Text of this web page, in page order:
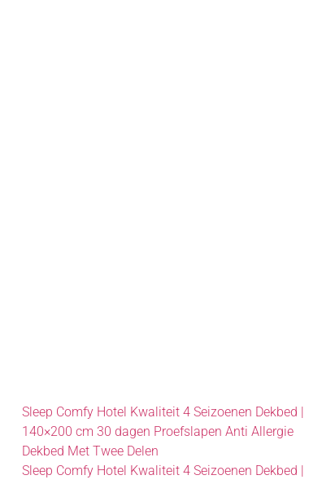
Sleep Comfy Hotel Kwaliteit 4 Seizoenen Dekbed |
140×200 cm 30 dagen Proefslapen Anti Allergie
Dekbed Met Twee Delen
Sleep Comfy Hotel Kwaliteit 4 Seizoenen Dekbed |